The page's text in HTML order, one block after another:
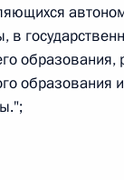
г. № 270-ФЗ
закона «Об